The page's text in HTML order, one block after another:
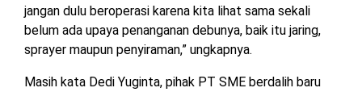
jangan dulu beroperasi karena kita lihat sama sekali
belum ada upaya penanganan debunya, baik itu jaring,
sprayer maupun penyiraman,” ungkapnya.
Masih kata Dedi Yuginta, pihak PT SME berdalih baru